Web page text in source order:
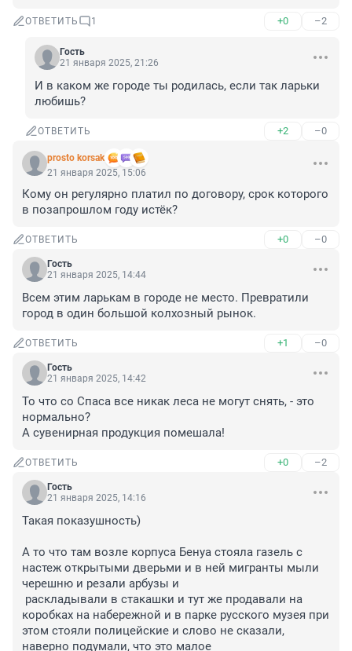
ОТВЕТИТЬ 1 +0 –2
Гость
21 января 2025, 21:26
И в каком же городе ты родилась, если так ларьки
любишь?
ОТВЕТИТЬ +2 –0
prosto korsak
21 января 2025, 15:06
Кому он регулярно платил по договору, срок которого
в позапрошлом году истёк?
ОТВЕТИТЬ +0 –0
Гость
21 января 2025, 14:44
Всем этим ларькам в городе не место. Превратили
город в один большой колхозный рынок.
ОТВЕТИТЬ +1 –0
Гость
21 января 2025, 14:42
То что со Спаса все никак леса не могут снять, - это
нормально?
А сувенирная продукция помешала!
ОТВЕТИТЬ +0 –2
Гость
21 января 2025, 14:16
Такая показушность)
А то что там возле корпуса Бенуа стояла газель с
настеж открытыми дверьми и в ней мигранты мыли
черешню и резали арбузы и
раскладывали в стакашки и тут же продавали на
коробках на набережной и в парке русского музея при
этом стояли полицейские и слово не сказали,
наверно подумали, что это малое